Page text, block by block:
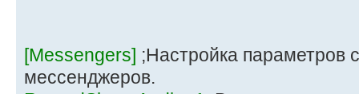
[Messengers] ;Настройка параметров
мессенджеров.